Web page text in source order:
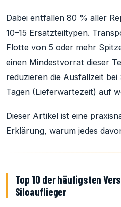
Dabei entfallen 80 % aller
10–15 Ersatzteiltypen.
Flotte von 5 oder mehr
einen Mindestvorrat dieser
reduzieren die Ausfallzeit
Tagen (Lieferwartezeit) auf
Dieser Artikel ist eine
Erklärung, warum jedes
Top 10 der häufigsten
Siloauflieger